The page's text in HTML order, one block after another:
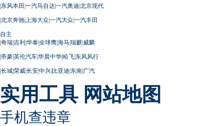
|东风本田 |一汽马自达|一汽奥迪|北京现代
|北京奔驰| 上海大众|一汽大众|一汽丰田
自主
|奇瑞|吉利|华泰|全球鹰|海马|瑞麒|威麟
|帝豪|英伦汽车|华晨中华|哈飞|东风风行
|长城|荣威|长安|中兴|比亚迪|东南|广汽
实用工具 网站地图
手机查违章